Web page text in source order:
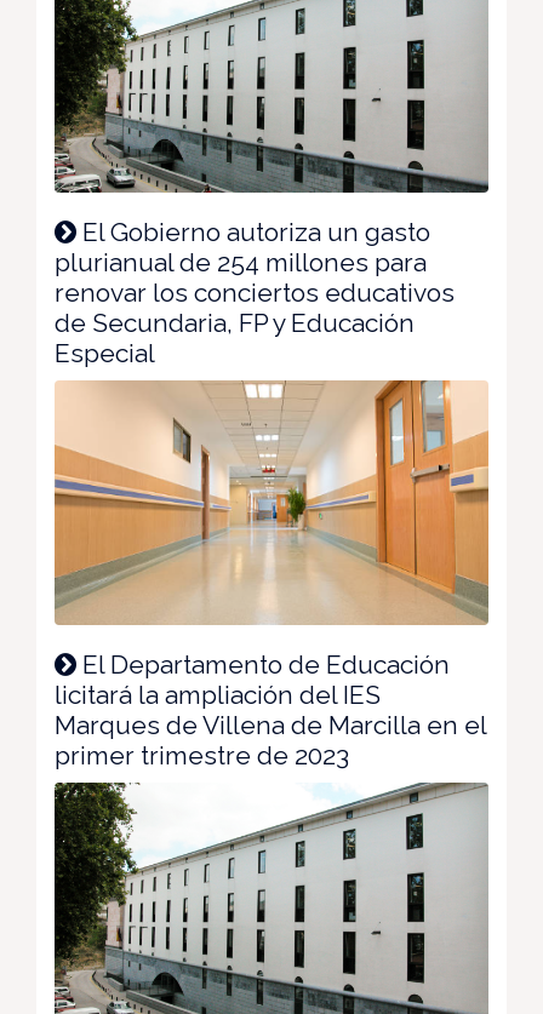
El Gobierno autoriza un gasto
plurianual de 254 millones para
renovar los conciertos educativos
de Secundaria, FP y Educación
Especial
El Departamento de Educación
licitará la ampliación del IES
Marques de Villena de Marcilla en el
primer trimestre de 2023